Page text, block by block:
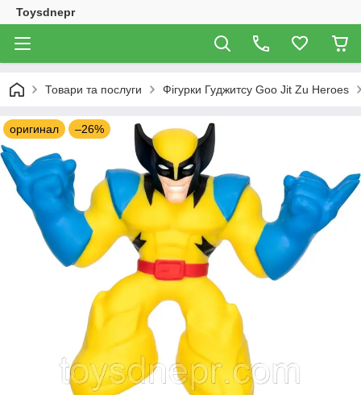
Toysdnepr
Товари та послуги Фігурки Гуджитсу Goo Jit Zu Heroes
оригинал –26%